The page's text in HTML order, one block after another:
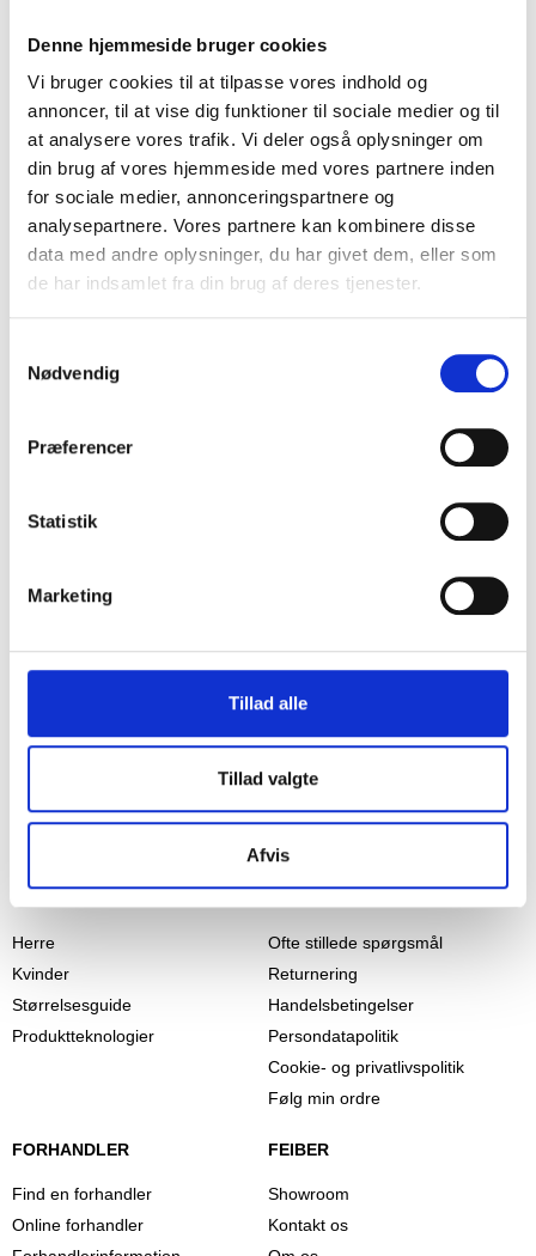
Denne hjemmeside bruger cookies
Vi bruger cookies til at tilpasse vores indhold og
annoncer, til at vise dig funktioner til sociale medier og til
at analysere vores trafik. Vi deler også oplysninger om
din brug af vores hjemmeside med vores partnere inden
for sociale medier, annonceringspartnere og
analysepartnere. Vores partnere kan kombinere disse
data med andre oplysninger, du har givet dem, eller som
de har indsamlet fra din brug af deres tjenester.
Nødvendig
Præferencer
Statistik
Marketing
Tillad alle
Tillad valgte
Afvis
Hold mig opdateret
Bliv en del af vores kundeklub og modtag vores
relevante nyhedsbreve.
Herre
Kvinder
Størrelsesguide
Produktteknologier
Ofte stillede spørgsmål
Returnering
Handelsbetingelser
Persondatapolitik
Cookie- og privatlivspolitik
Følg min ordre
FORHANDLER
Find en forhandler
Online forhandler
FEIBER
Showroom
Kontakt os